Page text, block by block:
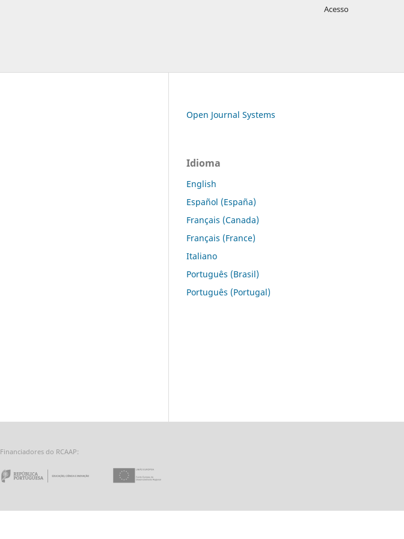
Acesso
Open Journal Systems
Idioma
English
Español (España)
Français (Canada)
Français (France)
Italiano
Português (Brasil)
Português (Portugal)
Científica Nacional
Financiadores do RCAAP:
República Portuguesa · Ministério da Ciência, Tecnologia e Ensino